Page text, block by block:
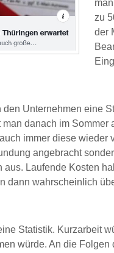
zu
der
Unternehmen eine
danach im
immer diese
angebracht
Laufende Kosten
dann wahrscheinlich
Statistik. Kurzarbeit
würde. An die